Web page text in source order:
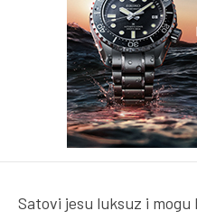
Satovi jesu luksuz i